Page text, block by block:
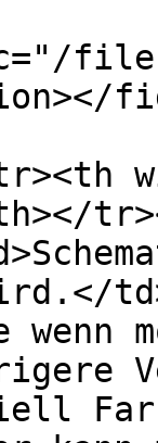
files/